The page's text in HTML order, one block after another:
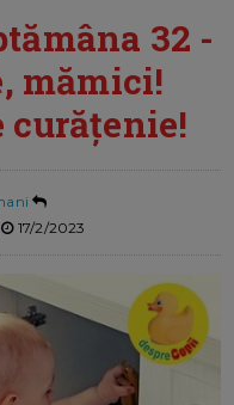
32 -
mămici!
curățenie!
17/2/2023